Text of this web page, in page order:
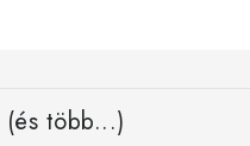
(és több...)